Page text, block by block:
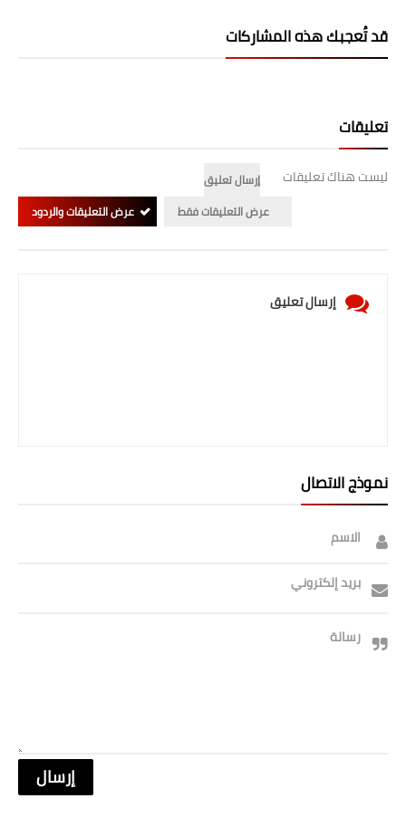
قد تُعجبك هذه المشاركات
تعليقات
ليست هناك تعليقات
إرسال تعليق
عرض التعليقات فقط
عرض التعليقات والردود
إرسال تعليق
نموذج الاتصال
الاسم
بريد إلكتروني
رسالة